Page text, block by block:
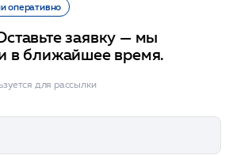
оперативно
заявку — мы
в ближайшее время.
для рассылки